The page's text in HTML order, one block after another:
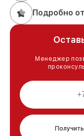
Подробно
Менеджер